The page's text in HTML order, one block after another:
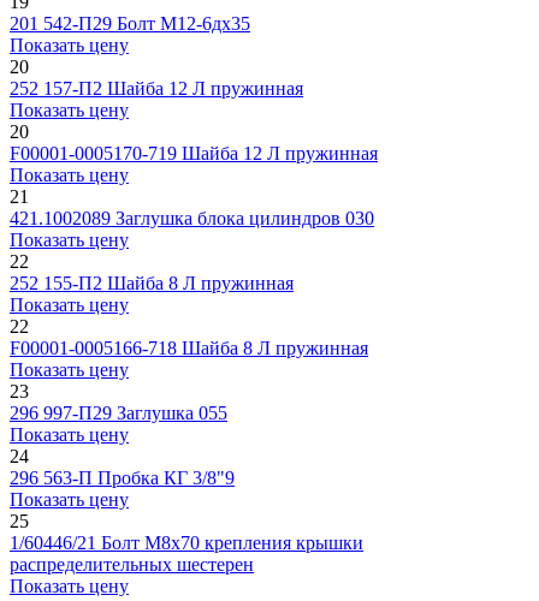
201 542-П29 Болт М12-6дх35
Показать цену
20
252 157-П2 Шайба 12 Л пружинная
Показать цену
20
F00001-0005170-719 Шайба 12 Л пружинная
Показать цену
21
421.1002089 Заглушка блока цилиндров 030
Показать цену
22
252 155-П2 Шайба 8 Л пружинная
Показать цену
22
F00001-0005166-718 Шайба 8 Л пружинная
Показать цену
23
296 997-П29 Заглушка 055
Показать цену
24
296 563-П Пробка КГ 3/8"9
Показать цену
25
1/60446/21 Болт М8х70 крепления крышки
распределительных шестерен
Показать цену